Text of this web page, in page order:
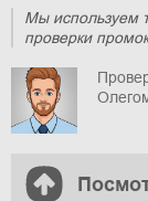
Мы используем
проверки